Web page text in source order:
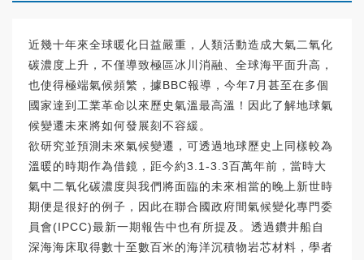
近幾十年來全球暖化日益嚴重，人類活動造成大氣二氧化
碳濃度上升，不僅導致極區冰川消融、全球海平面升高，
也使得極端氣候頻繁，據BBC報導，今年7月甚至在多個
國家達到工業革命以來歷史氣溫最高溫！因此了解地球氣
候變遷未來將如何發展刻不容緩。
欲研究並預測未來氣候變遷，可透過地球歷史上同樣較為
溫暖的時期作為借鏡，距今約3.1-3.3百萬年前，當時大
氣中二氧化碳濃度與我們將面臨的未來相當的晚上新世時
期便是很好的例子，因此在聯合國政府間氣候變化專門委
員會(IPCC)最新一期報告中也有所提及。透過鑽井船自
深海海床取得數十至數百米的海洋沉積物岩芯材料，學者